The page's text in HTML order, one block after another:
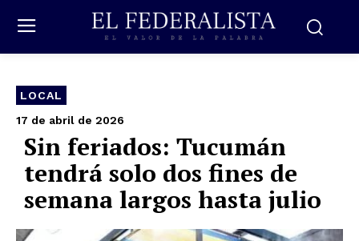
LOCAL
17 de abril de 2026
Sin feriados: Tucumán
tendrá solo dos fines de
semana largos hasta julio